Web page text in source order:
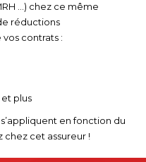
…) chez ce même
réductions
contrats :
plus
en fonction du
cet assureur !